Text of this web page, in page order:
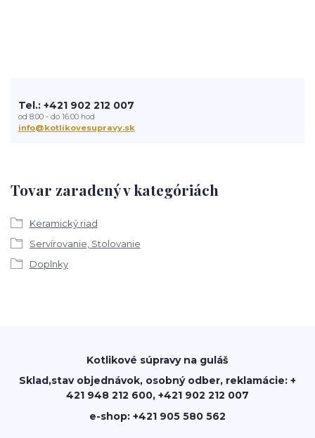
Tovar zaradený v kategóriách
Keramický riad
Servírovanie, Stolovanie
Doplnky
Tel.: +421 902 212 007
od 8:00 - do 16:00 hod
info@kotlikovesupravy.sk
Kotlikové súpravy na guláš
Sklad,stav objednávok, osobný odber, reklamácie: +
421 948 212 600, +421 902 212 007
e-shop: +421 905 580 562